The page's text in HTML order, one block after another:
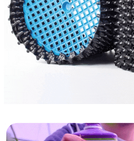
GROWTH TECHNOLOGY
БАЗОВЫЕ УДОБРЕНИЯ
СТИМУЛЯТОРЫ
HIGH ROOTS
CANNABIOGEN
GREEN PLANET